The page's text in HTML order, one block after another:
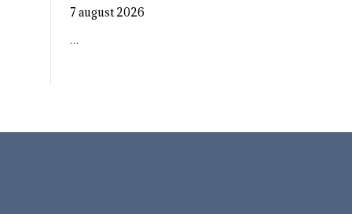
7 august 2026
…